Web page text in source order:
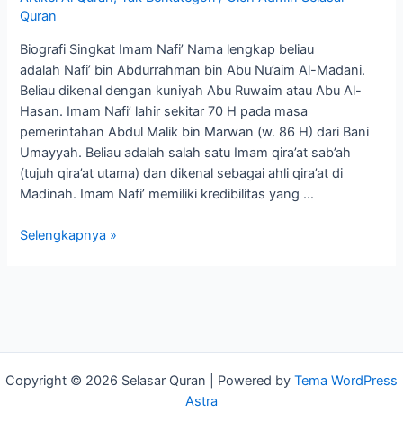
Quran
Biografi Singkat Imam Nafi’ Nama lengkap beliau
adalah Nafi’ bin Abdurrahman bin Abu Nu’aim Al-Madani.
Beliau dikenal dengan kuniyah Abu Ruwaim atau Abu Al-
Hasan. Imam Nafi’ lahir sekitar 70 H pada masa
pemerintahan Abdul Malik bin Marwan (w. 86 H) dari Bani
Umayyah. Beliau adalah salah satu Imam qira’at sab’ah
(tujuh qira’at utama) dan dikenal sebagai ahli qira’at di
Madinah. Imam Nafi’ memiliki kredibilitas yang …
Selengkapnya »
Copyright © 2026 Selasar Quran | Powered by Tema WordPress
Astra